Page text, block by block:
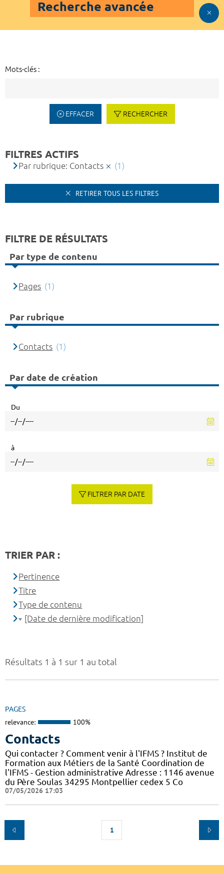
Recherche avancée
Mots-clés :
EFFACER RECHERCHER
Résultats 1 à 1 sur 1 au total
PAGES
relevance: 100%
Contacts
Qui contacter ? Comment venir à l'IFMS ? Institut de
Formation aux Métiers de la Santé Coordination de
l'IFMS - Gestion administrative Adresse : 1146 avenue
du Père Soulas 34295 Montpellier cedex 5 Co
07/05/2026 17:03
1
FILTRES ACTIFS
Par rubrique: Contacts (1)
RETIRER TOUS LES FILTRES
FILTRE DE RÉSULTATS
Par type de contenu
Pages (1)
Par rubrique
Contacts (1)
Par date de création
Du
à
FILTRER PAR DATE
TRIER PAR :
Pertinence
Titre
Type de contenu
[Date de dernière modification]